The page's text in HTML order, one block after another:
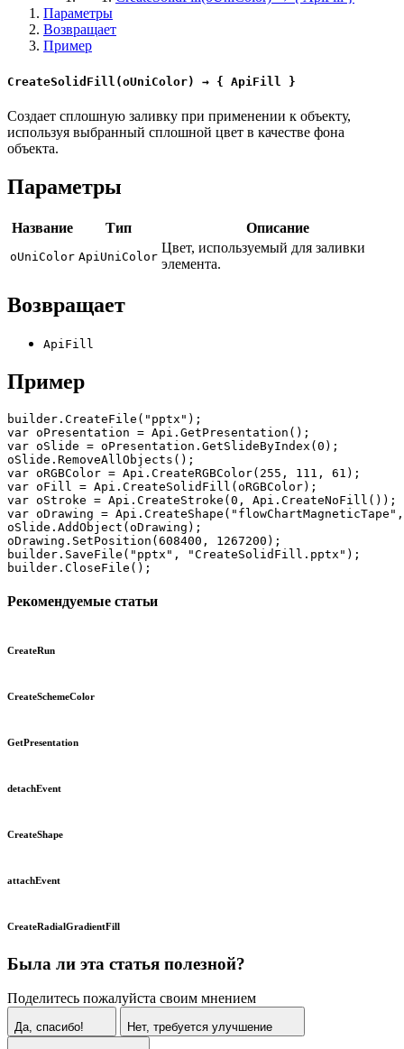
Параметры
Возвращает
Пример
CreateSolidFill(oUniColor) → { ApiFill }
Создает сплошную заливку при применении к объекту,
используя выбранный сплошной цвет в качестве фона
объекта.
Параметры
Название Тип Описание
oUniColor ApiUniColor
Цвет, используемый для заливки
элемента.
Возвращает
ApiFill
Пример
builder.CreateFile("pptx");
var oPresentation = Api.GetPresentation();
var oSlide = oPresentation.GetSlideByIndex(0);
oSlide.RemoveAllObjects();
var oRGBColor = Api.CreateRGBColor(255, 111, 61);
var oFill = Api.CreateSolidFill(oRGBColor);
var oStroke = Api.CreateStroke(0, Api.CreateNoFill());
var oDrawing =
oSlide.AddObject(oDrawing);
oDrawing.SetPosition(608400, 1267200);
builder.SaveFile("pptx", "CreateSolidFill.pptx");
builder.CloseFile();
Рекомендуемые статьи
CreateRun
CreateSchemeColor
GetPresentation
detachEvent
CreateShape
attachEvent
CreateRadialGradientFill
Была ли эта статья полезной?
Поделитесь пожалуйста своим мнением
Да, спасибо! Нет, требуется улучшение